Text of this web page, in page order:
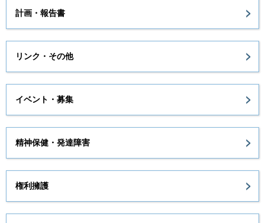
計画・報告書
リンク・その他
イベント・募集
精神保健・発達障害
権利擁護